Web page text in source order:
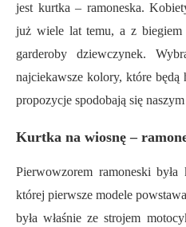
jest kurtka – ramoneska.
już wiele lat temu, a z biegiem
garderoby dziewczynek.
najciekawsze kolory, które
propozycje spodobają się
Kurtka na wiosnę –
Pierwowzorem ramoneski
której pierwsze modele
była właśnie ze strojem